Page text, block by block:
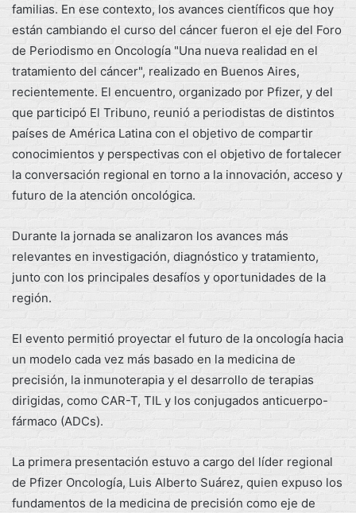
familias. En ese contexto, los avances científicos que hoy
están cambiando el curso del cáncer fueron el eje del Foro
de Periodismo en Oncología "Una nueva realidad en el
tratamiento del cáncer", realizado en Buenos Aires,
recientemente. El encuentro, organizado por Pfizer, y del
que participó El Tribuno, reunió a periodistas de distintos
países de América Latina con el objetivo de compartir
conocimientos y perspectivas con el objetivo de fortalecer
la conversación regional en torno a la innovación, acceso y
futuro de la atención oncológica.
Durante la jornada se analizaron los avances más
relevantes en investigación, diagnóstico y tratamiento,
junto con los principales desafíos y oportunidades de la
región.
El evento permitió proyectar el futuro de la oncología hacia
un modelo cada vez más basado en la medicina de
precisión, la inmunoterapia y el desarrollo de terapias
dirigidas, como CAR-T, TIL y los conjugados anticuerpo-
fármaco (ADCs).
La primera presentación estuvo a cargo del líder regional
de Pfizer Oncología, Luis Alberto Suárez, quien expuso los
fundamentos de la medicina de precisión como eje de